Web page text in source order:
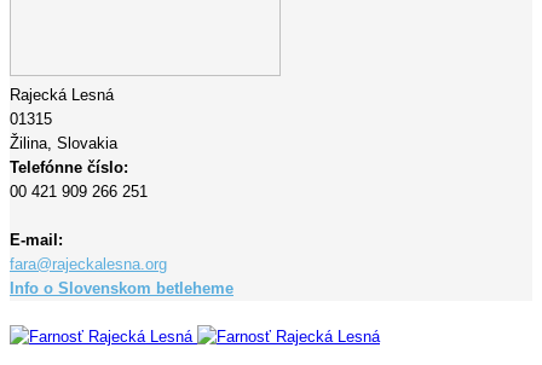
Rajecká Lesná
01315
Žilina, Slovakia
Telefónne číslo:
00 421 909 266 251
E-mail:
fara@rajeckalesna.org
Info o Slovenskom betleheme